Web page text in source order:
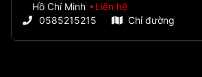
Hồ Chí Minh
Liên hệ
0585215215
Chỉ đường